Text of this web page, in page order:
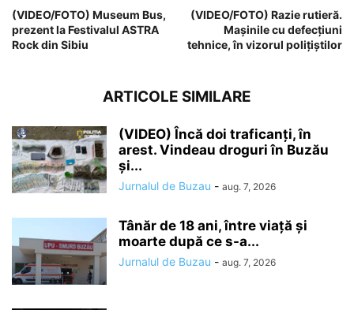
(VIDEO/FOTO) Museum Bus,
prezent la Festivalul ASTRA
Rock din Sibiu
(VIDEO/FOTO) Razie rutieră.
Mașinile cu defecțiuni
tehnice, în vizorul polițiștilor
ARTICOLE SIMILARE
(VIDEO) Încă doi traficanți, în
arest. Vindeau droguri în Buzău
și...
Jurnalul de Buzau - aug. 7, 2026
Tânăr de 18 ani, între viață și
moarte după ce s-a...
Jurnalul de Buzau - aug. 7, 2026